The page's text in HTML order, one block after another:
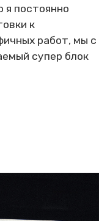
я постоянно
к
работ, мы с
супер блок